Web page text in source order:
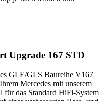
Upgrade 167 STD
GLE/GLS Baureihe V167
Mercedes mit unserem
für das Standard HiFi-System